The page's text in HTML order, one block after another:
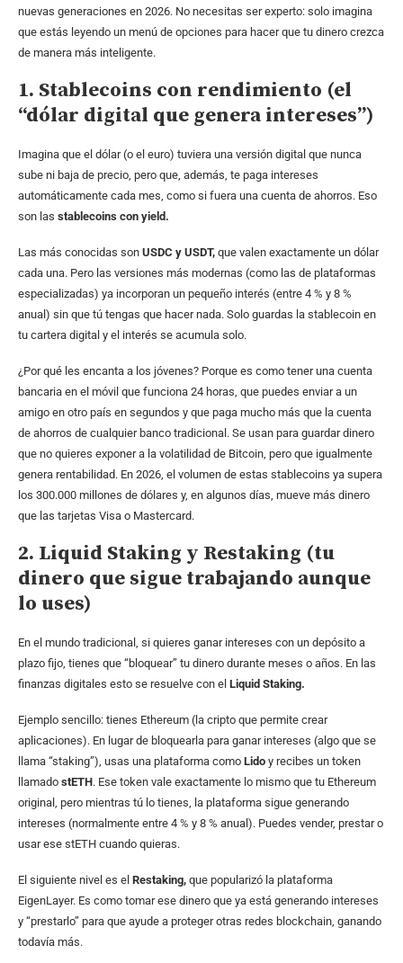
nuevas generaciones en 2026. No necesitas ser experto: solo imagina
que estás leyendo un menú de opciones para hacer que tu dinero crezca
de manera más inteligente.
1. Stablecoins con rendimiento (el
“dólar digital que genera intereses”)
Imagina que el dólar (o el euro) tuviera una versión digital que nunca
sube ni baja de precio, pero que, además, te paga intereses
automáticamente cada mes, como si fuera una cuenta de ahorros. Eso
son las stablecoins con yield.
Las más conocidas son USDC y USDT, que valen exactamente un dólar
cada una. Pero las versiones más modernas (como las de plataformas
especializadas) ya incorporan un pequeño interés (entre 4 % y 8 %
anual) sin que tú tengas que hacer nada. Solo guardas la stablecoin en
tu cartera digital y el interés se acumula solo.
¿Por qué les encanta a los jóvenes? Porque es como tener una cuenta
bancaria en el móvil que funciona 24 horas, que puedes enviar a un
amigo en otro país en segundos y que paga mucho más que la cuenta
de ahorros de cualquier banco tradicional. Se usan para guardar dinero
que no quieres exponer a la volatilidad de Bitcoin, pero que igualmente
genera rentabilidad. En 2026, el volumen de estas stablecoins ya supera
los 300.000 millones de dólares y, en algunos días, mueve más dinero
que las tarjetas Visa o Mastercard.
2. Liquid Staking y Restaking (tu
dinero que sigue trabajando aunque
lo uses)
En el mundo tradicional, si quieres ganar intereses con un depósito a
plazo fijo, tienes que “bloquear” tu dinero durante meses o años. En las
finanzas digitales esto se resuelve con el Liquid Staking.
Ejemplo sencillo: tienes Ethereum (la cripto que permite crear
aplicaciones). En lugar de bloquearla para ganar intereses (algo que se
llama “staking”), usas una plataforma como Lido y recibes un token
llamado stETH. Ese token vale exactamente lo mismo que tu Ethereum
original, pero mientras tú lo tienes, la plataforma sigue generando
intereses (normalmente entre 4 % y 8 % anual). Puedes vender, prestar o
usar ese stETH cuando quieras.
El siguiente nivel es el Restaking, que popularizó la plataforma
EigenLayer. Es como tomar ese dinero que ya está generando intereses
y “prestarlo” para que ayude a proteger otras redes blockchain, ganando
todavía más.